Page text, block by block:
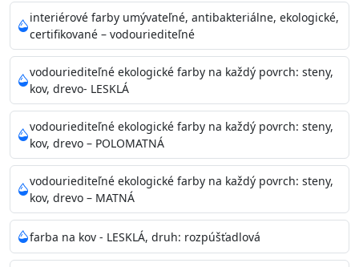
znižuje (o 99,9%) množstvo baktérií na povrchu náteru.
Preto jevhodná na nátery priestor s
vysokými nárokmi na hygienickú čistotu ako sú
nemocnice, pôrodnice, operačné
sály, potravinárske priestory, detské izby, školy,
škôlky, telocvične, a samozrejme je
vhodná aj do bežných priestorov. Je plne umývateľná
(trieda 2 podľa EN 13300) pri
zachovaní priedušnosti vodných pár z natretých
povrchov. Má vynikajúcu kryciu schopnosť,
vysokú výdatnosť a výborný rozliv. Je možné ju tónovať v
bohatej škále odtieňov.
interiérové farby umývateľné, antibakteriálne, ekologické,
certifikované – vodouriediteľné
vodouriediteľné ekologické farby na každý povrch: steny,
kov, drevo- LESKLÁ
vodouriediteľné ekologické farby na každý povrch: steny,
kov, drevo – POLOMATNÁ
vodouriediteľné ekologické farby na každý povrch: steny,
kov, drevo – MATNÁ
farba na kov - LESKLÁ, druh: rozpúšťadlová